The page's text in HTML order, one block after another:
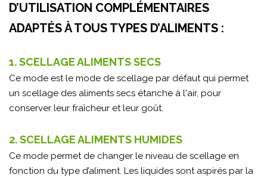
D’UTILISATION COMPLÉMENTAIRES
ADAPTÉS À TOUS TYPES D’ALIMENTS :
1. SCELLAGE ALIMENTS SECS
Ce mode est le mode de scellage par défaut qui permet
un scellage des aliments secs étanche à l'air, pour
conserver leur fraîcheur et leur goût.
2. SCELLAGE ALIMENTS HUMIDES
Ce mode permet de changer le niveau de scellage en
fonction du type d’aliment. Les liquides sont aspirés par la